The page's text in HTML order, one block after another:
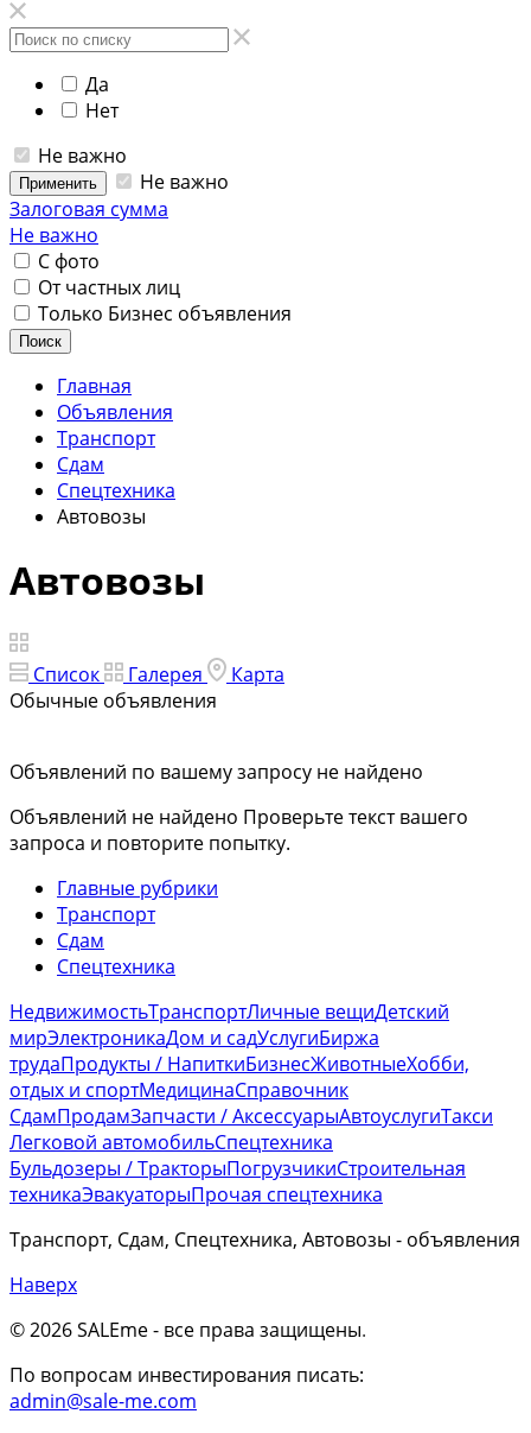
Да
Нет
Не важно
Применить
Не важно
Залоговая сумма
Не важно
С фото
От частных лиц
Только Бизнес объявления
Поиск
Главная
Объявления
Транспорт
Сдам
Спецтехника
Автовозы
Автовозы
Список Галерея
Карта
Обычные объявления
Объявлений по вашему запросу не найдено
Объявлений не найдено Проверьте текст вашего
запроса и повторите попытку.
Главные рубрики
Транспорт
Сдам
Спецтехника
НедвижимостьТранспортЛичные вещиДетский
мирЭлектроникаДом и садУслугиБиржа
трудаПродукты / НапиткиБизнесЖивотныеХобби,
отдых и спортМедицинаСправочник
СдамПродамЗапчасти / АксессуарыАвтоуслугиТакси
Легковой автомобильСпецтехника
Бульдозеры / ТракторыПогрузчикиСтроительная
техникаЭвакуаторыПрочая спецтехника
Транспорт, Сдам, Спецтехника, Автовозы - объявления
Наверх
© 2026 SALEme - все права защищены.
По вопросам инвестирования писать:
admin@sale-me.com